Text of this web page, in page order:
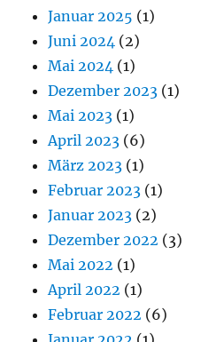
Januar 2025 (1)
Juni 2024 (2)
Mai 2024 (1)
Dezember 2023 (1)
Mai 2023 (1)
April 2023 (6)
März 2023 (1)
Februar 2023 (1)
Januar 2023 (2)
Dezember 2022 (3)
Mai 2022 (1)
April 2022 (1)
Februar 2022 (6)